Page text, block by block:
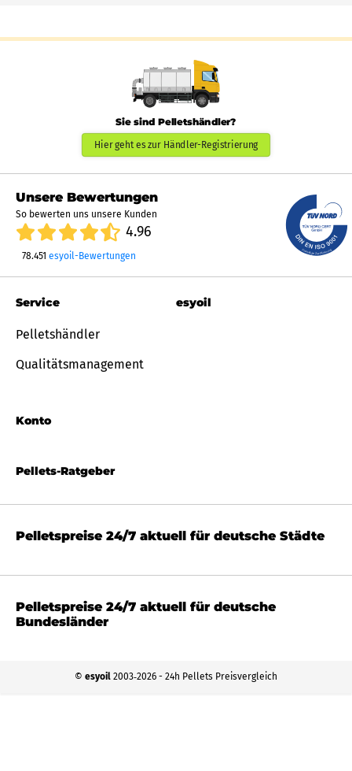
Sie sind Pelletshändler?
Hier geht es zur Händler-Registrierung
Unsere Bewertungen
So bewerten uns unsere Kunden
4.96
78.451 esyoil-Bewertungen
Pellets-Ratgeber
Service
Pelletshändler
Qualitätsmanagement
Konto
esyoil
Pelletspreise 24/7 aktuell für deutsche Städte
Pelletspreise 24/7 aktuell für deutsche
Bundesländer
© esyoil 2003‐2026 - 24h Pellets Preisvergleich